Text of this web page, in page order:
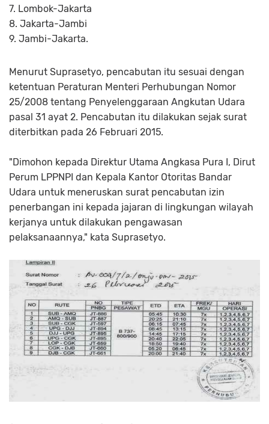
7. Lombok-Jakarta
8. Jakarta-Jambi
9. Jambi-Jakarta.
Menurut Suprasetyo, pencabutan itu sesuai dengan
ketentuan Peraturan Menteri Perhubungan Nomor
25/2008 tentang Penyelenggaraan Angkutan Udara
pasal 31 ayat 2. Pencabutan itu dilakukan sejak surat
diterbitkan pada 26 Februari 2015.
"Dimohon kepada Direktur Utama Angkasa Pura I, Dirut
Perum LPPNPI dan Kepala Kantor Otoritas Bandar
Udara untuk meneruskan surat pencabutan izin
penerbangan ini kepada jajaran di lingkungan wilayah
kerjanya untuk dilakukan pengawasan
pelaksanaannya," kata Suprasetyo.